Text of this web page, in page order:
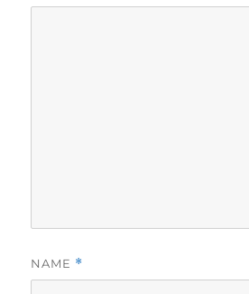
NAME *